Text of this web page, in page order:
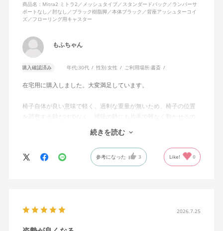
商品名：Mitra2 ミトラ2／メッシュタイプ／スタンダードバック／ランバーサ
ポートなし／肘なし／ブラック樹脂脚／本体ブラック／背座アッシュターコイ
ズ／フローリング用キャスター
もふちゃん
購入確認済み 年代:30代 性別:女性 ご利用場所:書斎
在宅用に購入しました。大変満足しています。
椅子自体が良い意味で軽く、過剰な重量が無いため、椅子の位置
を調整する時だけでなく、掃除の時にも片手で難なく動かせるの
で、ストレスを感じません。
背中はメッシュ素材でハリがあり、沈み込みすぎないところが気
に入っています。色も画像通りのアッシュブルーで、部屋の差し
色になっています。
キャスターはフローリング用を選びました。とにかく動きが滑ら
思います。良い商品に巡り会えてとても嬉しいです。
続きを読む
参考になった 3 Like! 0
2026.7.25